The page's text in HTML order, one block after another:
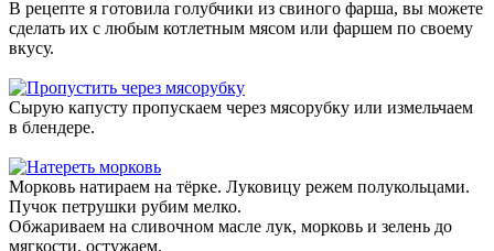
В рецепте я готовила голубчики из свиного фарша, вы можете
сделать их с любым котлетным мясом или фаршем по своему
вкусу.
Сырую капусту пропускаем через мясорубку или измельчаем
в блендере.
Морковь натираем на тёрке. Луковицу режем полукольцами.
Пучок петрушки рубим мелко.
Обжариваем на сливочном масле лук, морковь и зелень до
мягкости, остужаем.